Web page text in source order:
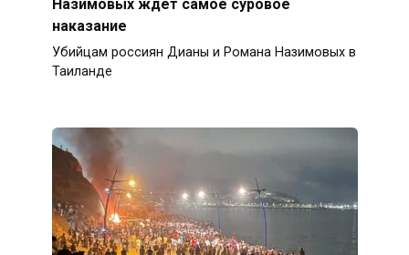
Назимовых ждет самое суровое
наказание
Убийцам россиян Дианы и Романа Назимовых в
Таиланде